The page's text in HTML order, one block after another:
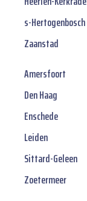
s-Hertogenbosch
Zaanstad
Amersfoort
Den Haag
Enschede
Leiden
Sittard-Geleen
Zoetermeer